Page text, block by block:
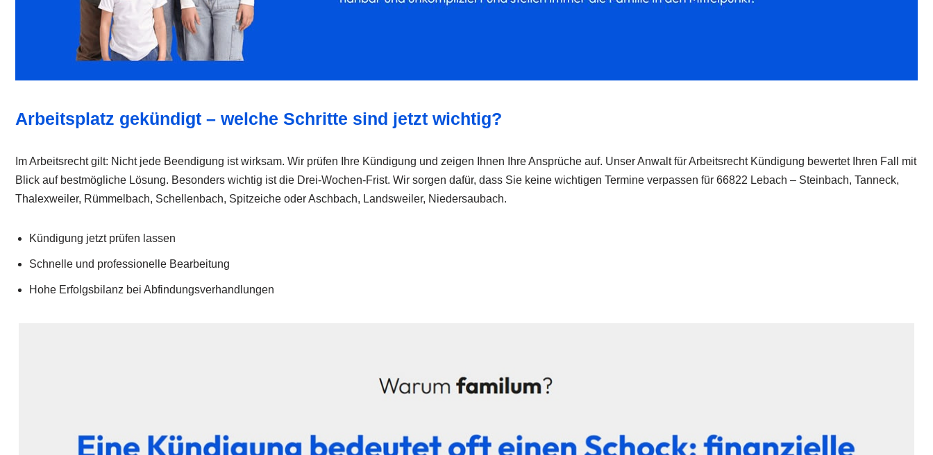
Arbeitsplatz gekündigt – welche Schritte sind jetzt wichtig?
Im Arbeitsrecht gilt: Nicht jede Beendigung ist wirksam. Wir prüfen Ihre Kündigung und zeigen Ihnen Ihre Ansprüche auf. Unser Anwalt für Arbeitsrecht Kündigung bewertet Ihren Fall mit
Blick auf bestmögliche Lösung. Besonders wichtig ist die Drei-Wochen-Frist. Wir sorgen dafür, dass Sie keine wichtigen Termine verpassen für 66822 Lebach – Steinbach, Tanneck,
Thalexweiler, Rümmelbach, Schellenbach, Spitzeiche oder Aschbach, Landsweiler, Niedersaubach.
Kündigung jetzt prüfen lassen
Schnelle und professionelle Bearbeitung
Hohe Erfolgsbilanz bei Abfindungsverhandlungen